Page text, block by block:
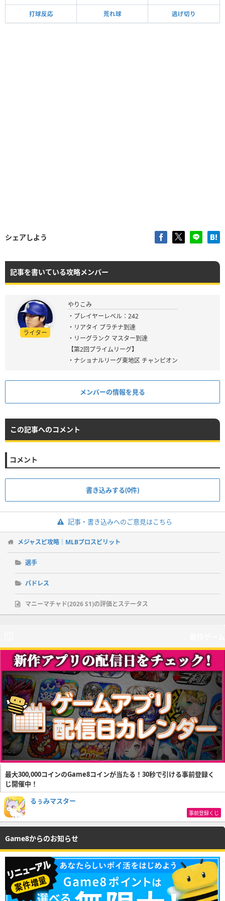
打球反応 荒れ球 逃げ切り
シェアしよう
記事を書いている攻略メンバー
ライター
やりこみ
・プレイヤーレベル：242
・リアタイ プラチナ到達
・リーグランク マスター到達
【第2回プライムリーグ】
・ナショナルリーグ東地区 チャンピオン
メンバーの情報を見る
この記事へのコメント
コメント
書き込みする(0件)
記事・書き込みへのご意見はこちら
メジャスピ攻略｜MLBプロスピリット
選手
パドレス
マニーマチャド(2026 S1)の評価とステータス
最大300,000コインのGame8コインが当たる！30秒で引ける事前登録く
じ開催中！
るぅみマスター
事前登録くじ
Game8からのお知らせ